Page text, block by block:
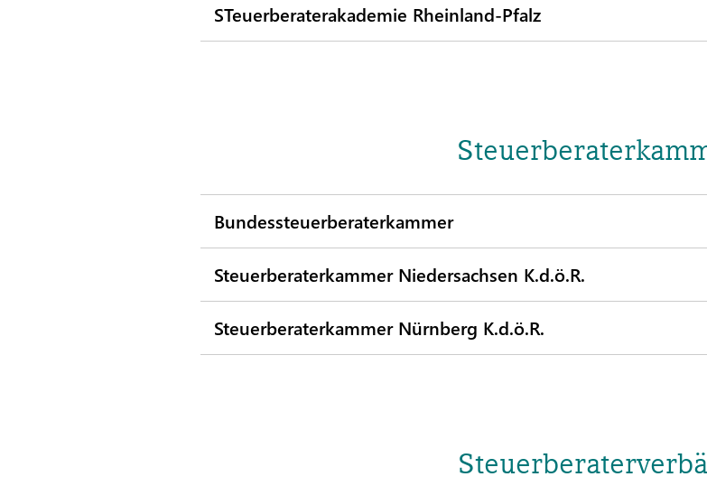
STeuerberaterakademie Rheinland-Pfalz
Bundessteuerberaterkammer
Steuerberaterkammer Niedersachsen K.d.ö.R.
Steuerberaterkammer Nürnberg K.d.ö.R.